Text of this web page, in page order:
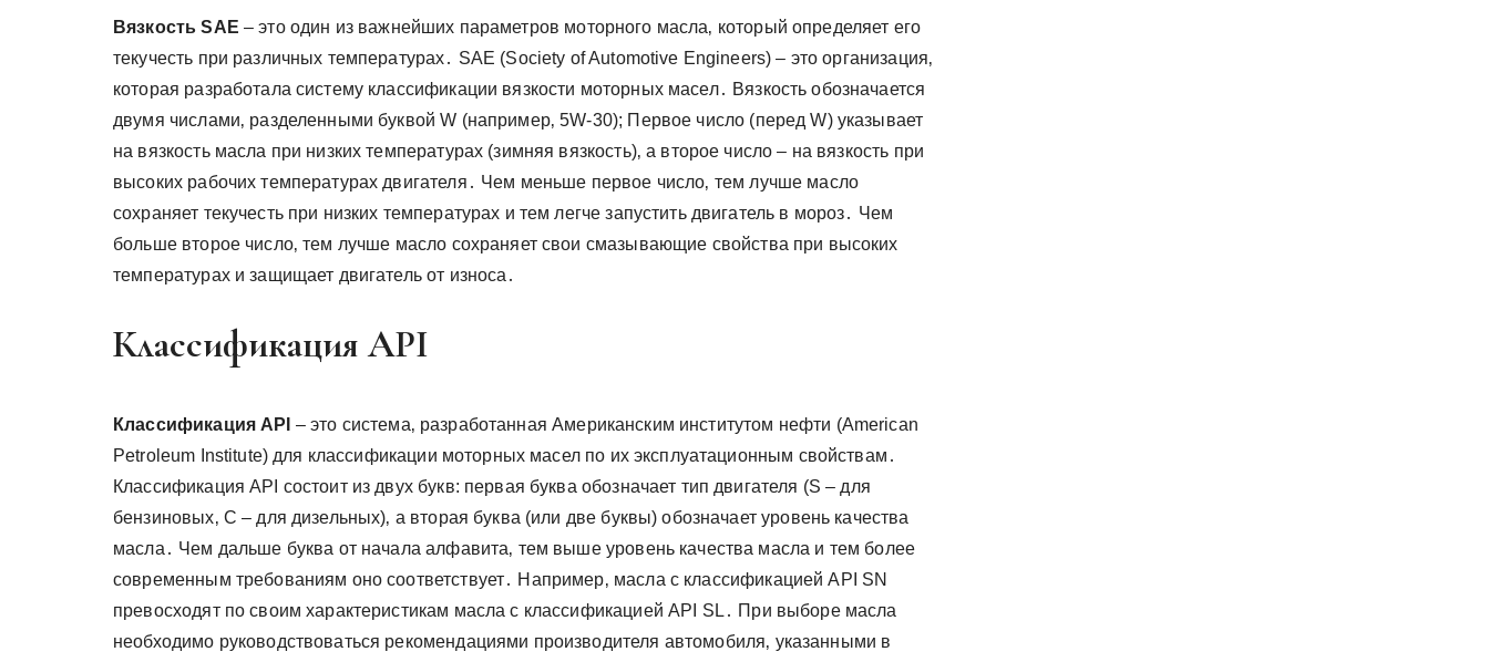
Вязкость SAE – это один из важнейших параметров моторного масла‚ который определяет его
текучесть при различных температурах․ SAE (Society of Automotive Engineers) – это организация‚
которая разработала систему классификации вязкости моторных масел․ Вязкость обозначается
двумя числами‚ разделенными буквой W (например‚ 5W-30); Первое число (перед W) указывает
на вязкость масла при низких температурах (зимняя вязкость)‚ а второе число – на вязкость при
высоких рабочих температурах двигателя․ Чем меньше первое число‚ тем лучше масло
сохраняет текучесть при низких температурах и тем легче запустить двигатель в мороз․ Чем
больше второе число‚ тем лучше масло сохраняет свои смазывающие свойства при высоких
температурах и защищает двигатель от износа․
Классификация API
Классификация API – это система‚ разработанная Американским институтом нефти (American
Petroleum Institute) для классификации моторных масел по их эксплуатационным свойствам․
Классификация API состоит из двух букв: первая буква обозначает тип двигателя (S – для
бензиновых‚ C – для дизельных)‚ а вторая буква (или две буквы) обозначает уровень качества
масла․ Чем дальше буква от начала алфавита‚ тем выше уровень качества масла и тем более
современным требованиям оно соответствует․ Например‚ масла с классификацией API SN
превосходят по своим характеристикам масла с классификацией API SL․ При выборе масла
необходимо руководствоваться рекомендациями производителя автомобиля‚ указанными в